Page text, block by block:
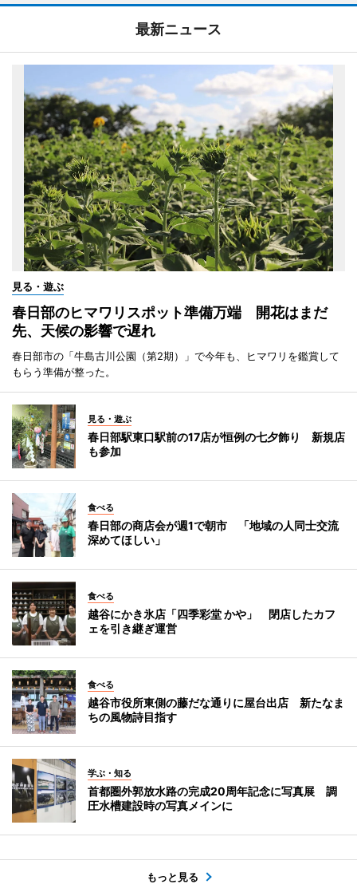
最新ニュース
見る・遊ぶ
春日部のヒマワリスポット準備万端 開花はまだ
先、天候の影響で遅れ
春日部市の「牛島古川公園（第2期）」で今年も、ヒマワリを鑑賞して
もらう準備が整った。
見る・遊ぶ
春日部駅東口駅前の17店が恒例の七夕飾り 新規店
も参加
食べる
春日部の商店会が週1で朝市 「地域の人同士交流
深めてほしい」
食べる
越谷にかき氷店「四季彩堂 かや」 閉店したカフ
ェを引き継ぎ運営
食べる
越谷市役所東側の藤だな通りに屋台出店 新たなま
ちの風物詩目指す
学ぶ・知る
首都圏外郭放水路の完成20周年記念に写真展 調
圧水槽建設時の写真メインに
もっと見る